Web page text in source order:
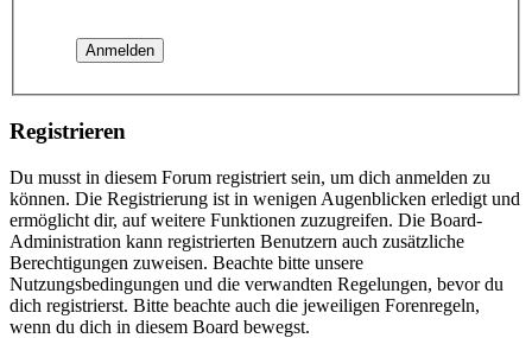
Registrieren
Du musst in diesem Forum registriert sein, um dich anmelden zu
können. Die Registrierung ist in wenigen Augenblicken erledigt und
ermöglicht dir, auf weitere Funktionen zuzugreifen. Die Board-
Administration kann registrierten Benutzern auch zusätzliche
Berechtigungen zuweisen. Beachte bitte unsere
Nutzungsbedingungen und die verwandten Regelungen, bevor du
dich registrierst. Bitte beachte auch die jeweiligen Forenregeln,
wenn du dich in diesem Board bewegst.